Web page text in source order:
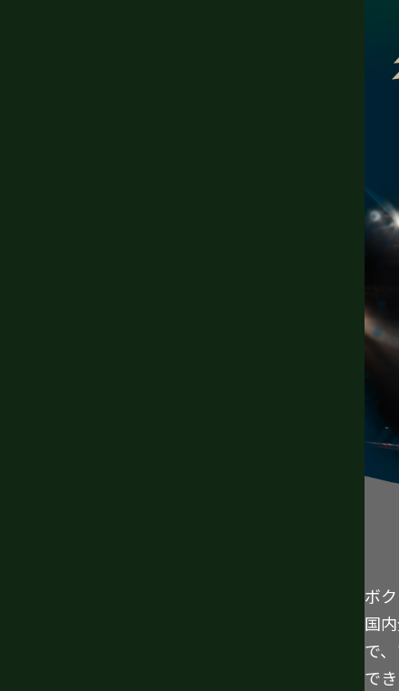
ボ
国
で
でき